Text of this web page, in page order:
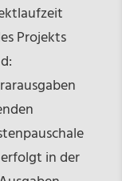
Projekts
in der